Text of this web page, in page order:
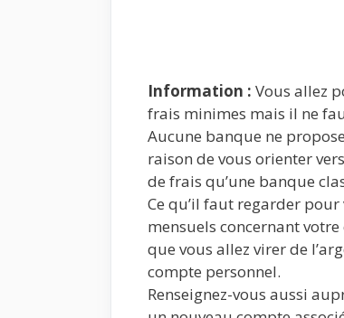
Information : Vous allez
frais minimes mais il ne
Aucune banque ne
raison de vous orienter
de frais qu’une banque
Ce qu’il faut regarder pour
mensuels concernant
que vous allez virer de
compte personnel.
Renseignez-vous aussi